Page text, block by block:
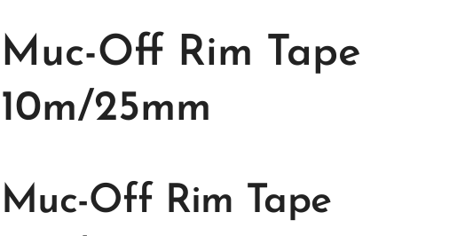
Muc-Off Rim Tape
10m/25mm
Muc-Off Rim Tape